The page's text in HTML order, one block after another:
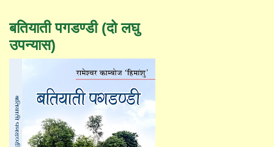
बतियाती पगडण्डी (दो लघु
उपन्यास)